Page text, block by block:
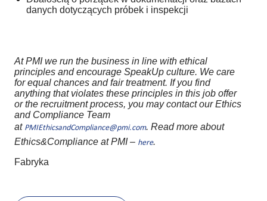
danych dotyczących próbek i inspekcji
At PMI we run the business in line with ethical
principles and encourage SpeakUp culture. We care
for equal chances and fair treatment. If you find
anything that violates these principles in this job offer
or the recruitment process, you may contact our Ethics
and Compliance Team
at PMIEthicsandCompliance@pmi.com. Read more about
Ethics&Compliance at PMI – here.
Fabryka